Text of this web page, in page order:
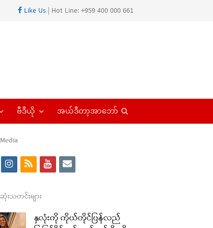
Like Us | Hot Line: +959 400 000 661
ဗီဒီယို အယ်ဒီတာ့အာဘော်
i
s
t
r
s
y
t
e
i
သတင်းများ
နှလုံးကို ကိုယ်တိုင်ပြန်လည်